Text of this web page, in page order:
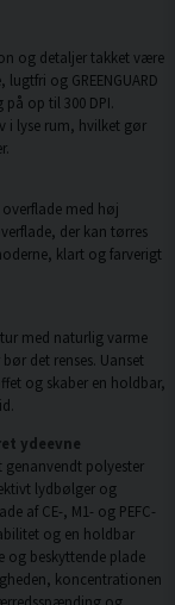
og detaljer takket være
og GREENGUARD
op til 300 DPI.
i lyse rum, hvilket gør
med høj
der kan tørres
klart og farverigt
med naturlig varme
det renses. Uanset
og skaber en holdbar,
ydeevne
genanvendt polyester
lydbølger og
af CE-, M1- og PEFC-
og en holdbar
beskyttende plade
koncentrationen